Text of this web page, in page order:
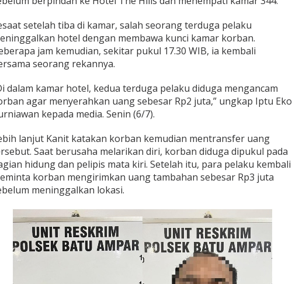
setelah tiba di kamar, salah seorang terduga pelaku
hotel dengan membawa kunci kamar korban.
jam kemudian, sekitar pukul 17.30 WIB, ia kembali
seorang rekannya.
dalam kamar hotel, kedua terduga pelaku diduga mengancam
agar menyerahkan uang sebesar Rp2 juta,” ungkap Iptu Eko
kepada media. Senin (6/7).
lanjut Kanit katakan korban kemudian mentransfer uang
Saat berusaha melarikan diri, korban diduga dipukul pada
hidung dan pelipis mata kiri. Setelah itu, para pelaku kembali
korban mengirimkan uang tambahan sebesar Rp3 juta
meninggalkan lokasi.